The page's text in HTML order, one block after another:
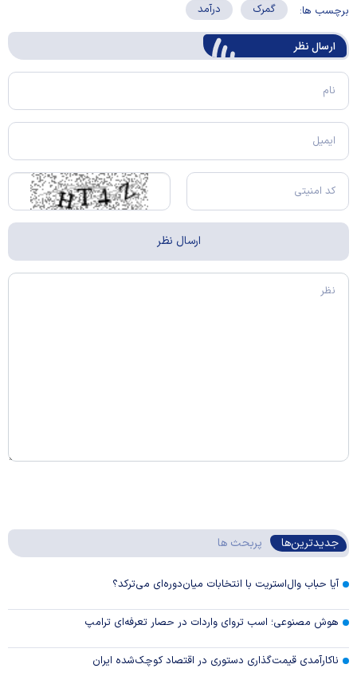
برچسب ها: گمرک درآمد
ارسال‌ نظر
جدیدترین‌ها پربحث ها
آیا حباب وال‌استریت با انتخابات میان‌دوره‌ای می‌ترکد؟
هوش مصنوعی؛ اسب تروای واردات در حصار تعرفه‌ای ترامپ
ناکارآمدی قیمت‌گذاری دستوری در اقتصاد کوچک‌شده ایران